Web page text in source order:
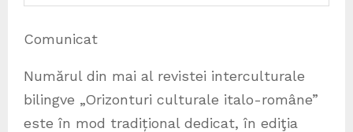
Comunicat
Numărul din mai al revistei interculturale
bilingve „Orizonturi culturale italo-române”
este în mod tradițional dedicat, în ediţia